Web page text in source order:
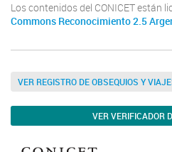
Los contenidos del CONICET están
Commons Reconocimiento 2.5
VER REGISTRO DE OBSEQUIOS Y
VER VERIFICADOR